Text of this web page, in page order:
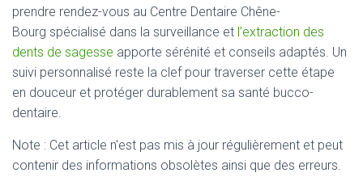
prendre rendez-vous au Centre Dentaire Chêne-
Bourg spécialisé dans la surveillance et l’extraction des
dents de sagesse apporte sérénité et conseils adaptés. Un
suivi personnalisé reste la clef pour traverser cette étape
en douceur et protéger durablement sa santé bucco-
dentaire.
Note : Cet article n'est pas mis à jour régulièrement et peut
contenir des informations obsolètes ainsi que des erreurs.